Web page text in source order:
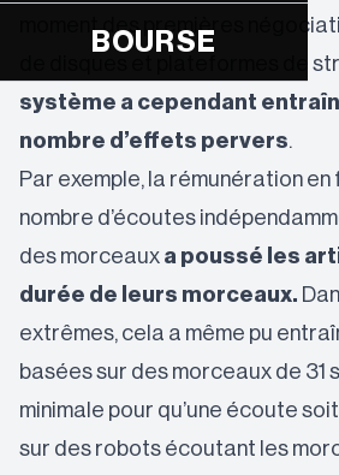
BOURSE
moment des premières
de disques et plateformes de
système a cependant
nombre d’effets pervers.
Par exemple, la rémunération en
nombre d’écoutes
des morceaux a poussé les
durée de leurs morceaux.
extrêmes, cela a même pu
basées sur des morceaux de 31
minimale pour qu’une écoute
sur des robots écoutant les